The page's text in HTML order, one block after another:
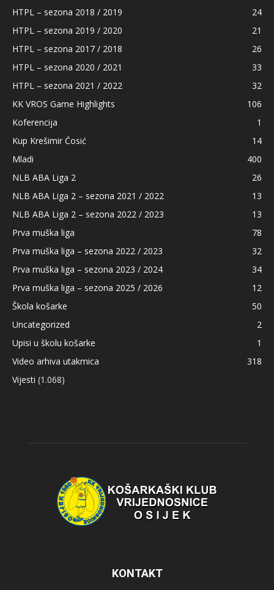
HTPL – sezona 2018 / 2019
24
HTPL – sezona 2019 / 2020
21
HTPL – sezona 2017 / 2018
26
HTPL – sezona 2020 / 2021
33
HTPL – sezona 2021 / 2022
32
KK VROS Game Highlights
106
Koferencija
1
Kup Krešimir Ćosić
14
Mladi
400
NLB ABA Liga 2
26
NLB ABA Liga 2 – sezona 2021 / 2022
13
NLB ABA Liga 2 – sezona 2022 / 2023
13
Prva muška liga
78
Prva muška liga – sezona 2022 / 2023
32
Prva muška liga – sezona 2023 / 2024
34
Prva muška liga – sezona 2025 / 2026
12
Škola košarke
50
Uncategorized
2
Upisi u školu košarke
1
Video arhiva utakmica
318
Vijesti (1.068)
KONTAKT